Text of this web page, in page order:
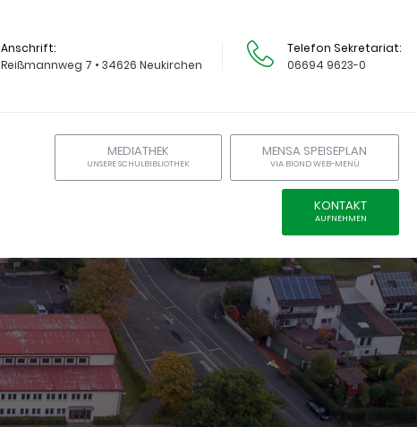
Anschrift
Reißmannweg 7 • 34626 Neukirchen
Telefon Sekretariat
06694 9623-0
MEDIATHEK
UNSERE SCHULBIBLIOTHEK
MENSA SPEISEPLAN
VIA BIOND WEB-MENÜ
KONTAKT
AUFNEHMEN